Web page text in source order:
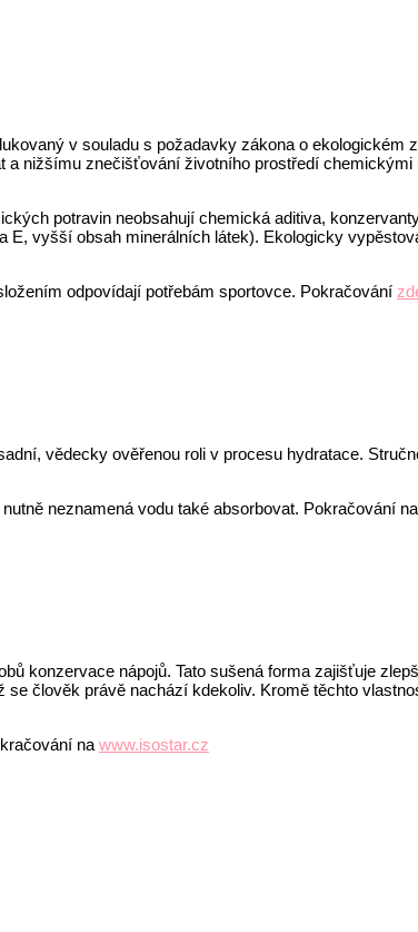
v souladu s požadavky zákona o ekologickém
nižšímu znečišťování životního prostředí
potravin neobsahují chemická aditiva,
vyšší obsah minerálních látek). Ekologicky
odpovídají potřebám sportovce. Pokračování
vědecky ověřenou roli v procesu hydratace.
neznamená vodu také absorbovat. Pokračování na
konzervace nápojů. Tato sušená forma zajišťuje
člověk právě nachází kdekoliv. Kromě těchto
na www.isostar.cz